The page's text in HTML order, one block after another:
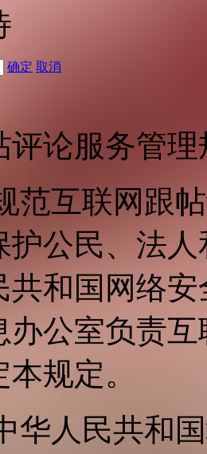
确定 取消
评论服务管理
范互联网跟
护公民、法
共和国网络
办公室负责
规定。
华人民共和